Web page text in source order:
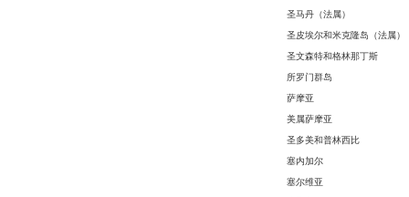
圣马丹（法属）
圣皮埃尔和米克隆岛（法属）
圣文森特和格林那丁斯
所罗门群岛
萨摩亚
美属萨摩亚
圣多美和普林西比
塞内加尔
塞尔维亚